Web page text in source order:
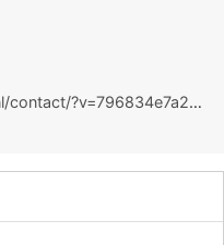
https://bulletfashion.nl/contact/?v=796834e7a283